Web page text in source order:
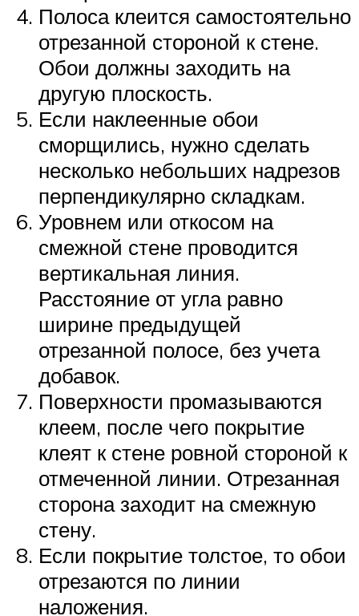
Полоса клеится самостоятельно
отрезанной стороной к стене.
Обои должны заходить на
другую плоскость.
Если наклеенные обои
сморщились, нужно сделать
несколько небольших надрезов
перпендикулярно складкам.
Уровнем или откосом на
смежной стене проводится
вертикальная линия.
Расстояние от угла равно
ширине предыдущей
отрезанной полосе, без учета
добавок.
Поверхности промазываются
клеем, после чего покрытие
клеят к стене ровной стороной к
отмеченной линии. Отрезанная
сторона заходит на смежную
стену.
Если покрытие толстое, то обои
отрезаются по линии
наложения.